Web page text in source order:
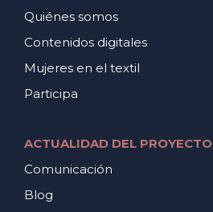
Quiénes somos
Contenidos digitales
Mujeres en el textil
Participa
ACTUALIDAD DEL PROYECTO
Comunicación
Blog